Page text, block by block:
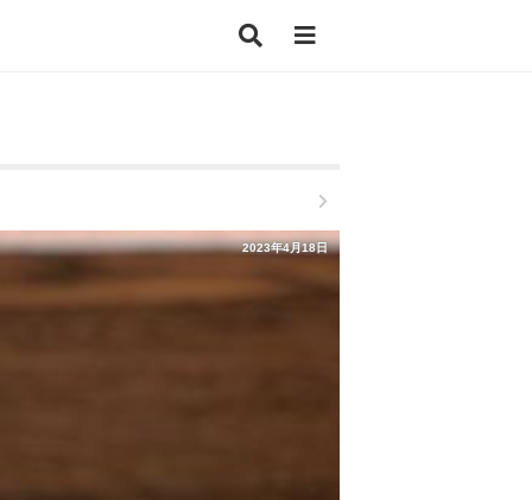
2023年4月18日